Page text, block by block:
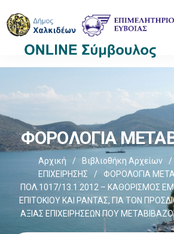
ΦΟΡΟΛΟΓΙΑ
Αρχική / Βιβλιοθήκη Αρχείων /
ΕΠΙΧΕIΡΗΣΗΣ
/ ΦΟΡΟΛΟΓΙΑ
ΠΟΛ.1017/13.1.2012 – ΚΑΘΟΡΙΣΜΟΣ
ΕΠΙΤΟΚΙΟΥ ΚΑΙ ΡΑΝΤΑΣ, ΓΙΑ ΤΟΝ
ΑΞΙΑΣ ΕΠΙΧΕΙΡΗΣΕΩΝ ΠΟΥ